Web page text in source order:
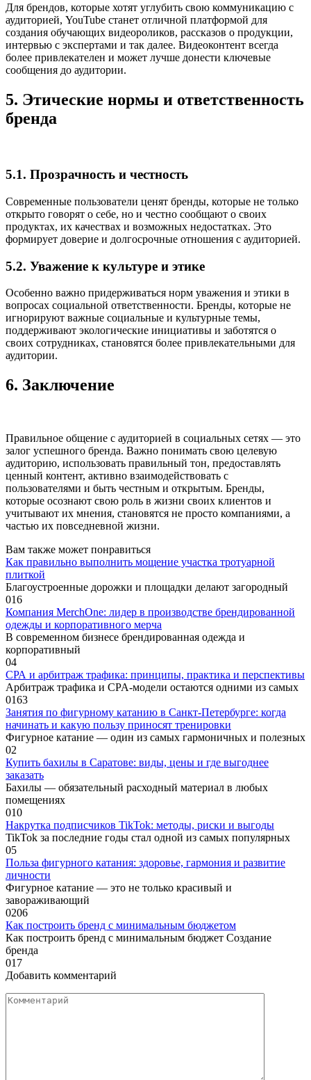
Для брендов, которые хотят углубить свою коммуникацию с
аудиторией, YouTube станет отличной платформой для
создания обучающих видеороликов, рассказов о продукции,
интервью с экспертами и так далее. Видеоконтент всегда
более привлекателен и может лучше донести ключевые
сообщения до аудитории.
5. Этические нормы и ответственность
бренда
5.1. Прозрачность и честность
Современные пользователи ценят бренды, которые не только
открыто говорят о себе, но и честно сообщают о своих
продуктах, их качествах и возможных недостатках. Это
формирует доверие и долгосрочные отношения с аудиторией.
5.2. Уважение к культуре и этике
Особенно важно придерживаться норм уважения и этики в
вопросах социальной ответственности. Бренды, которые не
игнорируют важные социальные и культурные темы,
поддерживают экологические инициативы и заботятся о
своих сотрудниках, становятся более привлекательными для
аудитории.
6. Заключение
Правильное общение с аудиторией в социальных сетях — это
залог успешного бренда. Важно понимать свою целевую
аудиторию, использовать правильный тон, предоставлять
ценный контент, активно взаимодействовать с
пользователями и быть честным и открытым. Бренды,
которые осознают свою роль в жизни своих клиентов и
учитывают их мнения, становятся не просто компаниями, а
частью их повседневной жизни.
Вам также может понравиться
Как правильно выполнить мощение участка тротуарной
плиткой
Благоустроенные дорожки и площадки делают загородный
016
Компания MerchOne: лидер в производстве брендированной
одежды и корпоративного мерча
В современном бизнесе брендированная одежда и
корпоративный
04
СРА и арбитраж трафика: принципы, практика и перспективы
Арбитраж трафика и CPA-модели остаются одними из самых
0163
Занятия по фигурному катанию в Санкт-Петербурге: когда
начинать и какую пользу приносят тренировки
Фигурное катание — один из самых гармоничных и полезных
02
Купить бахилы в Саратове: виды, цены и где выгоднее
заказать
Бахилы — обязательный расходный материал в любых
помещениях
010
Накрутка подписчиков TikTok: методы, риски и выгоды
TikTok за последние годы стал одной из самых популярных
05
Польза фигурного катания: здоровье, гармония и развитие
личности
Фигурное катание — это не только красивый и
завораживающий
0206
Как построить бренд с минимальным бюджетом
Как построить бренд с минимальным бюджет Создание
бренда
017
Добавить комментарий
Комментарий